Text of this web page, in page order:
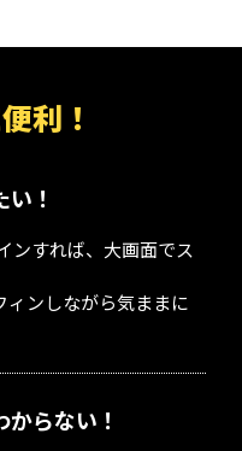
利！
！
ンすれば、大画面でス
ィンしながら気ままに
らない！